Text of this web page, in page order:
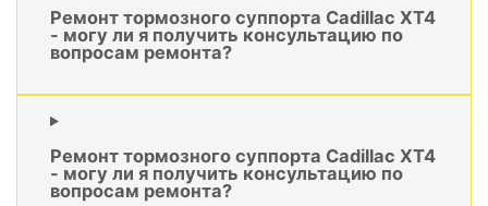
Ремонт тормозного суппорта Cadillac XT4
- могу ли я получить консультацию по
вопросам ремонта?
Ремонт тормозного суппорта Cadillac XT4
- могу ли я получить консультацию по
вопросам ремонта?